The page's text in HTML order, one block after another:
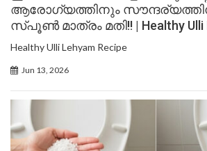
ആരോഗ്യത്തിനും
സ്പൂൺ മാത്രം മതി!! | Healthy Ulli
Healthy Ulli Lehyam Recipe
Jun 13, 2026